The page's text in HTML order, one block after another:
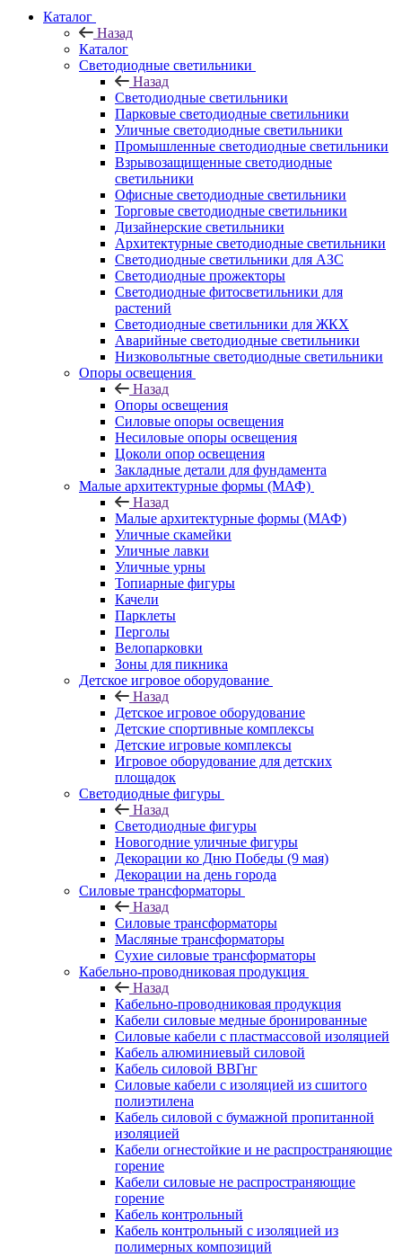
Каталог
Назад
Каталог
Светодиодные светильники
Назад
Светодиодные светильники
Парковые светодиодные светильники
Уличные светодиодные светильники
Промышленные светодиодные светильники
Взрывозащищенные светодиодные
светильники
Офисные светодиодные светильники
Торговые светодиодные светильники
Дизайнерские светильники
Архитектурные светодиодные светильники
Светодиодные светильники для АЗС
Светодиодные прожекторы
Светодиодные фитосветильники для
растений
Светодиодные светильники для ЖКХ
Аварийные светодиодные светильники
Низковольтные светодиодные светильники
Опоры освещения
Назад
Опоры освещения
Силовые опоры освещения
Несиловые опоры освещения
Цоколи опор освещения
Закладные детали для фундамента
Малые архитектурные формы (МАФ)
Назад
Малые архитектурные формы (МАФ)
Уличные скамейки
Уличные лавки
Уличные урны
Топиарные фигуры
Качели
Парклеты
Перголы
Велопарковки
Зоны для пикника
Детское игровое оборудование
Назад
Детское игровое оборудование
Детские спортивные комплексы
Детские игровые комплексы
Игровое оборудование для детских
площадок
Светодиодные фигуры
Назад
Светодиодные фигуры
Новогодние уличные фигуры
Декорации ко Дню Победы (9 мая)
Декорации на день города
Силовые трансформаторы
Назад
Силовые трансформаторы
Масляные трансформаторы
Сухие силовые трансформаторы
Кабельно-проводниковая продукция
Назад
Кабельно-проводниковая продукция
Кабели силовые медные бронированные
Силовые кабели с пластмассовой изоляцией
Кабель алюминиевый силовой
Кабель силовой ВВГнг
Силовые кабели с изоляцией из сшитого
полиэтилена
Кабель силовой с бумажной пропитанной
изоляцией
Кабели огнестойкие и не распространяющие
горение
Кабели силовые не распространяющие
горение
Кабель контрольный
Кабель контрольный с изоляцией из
полимерных композиций